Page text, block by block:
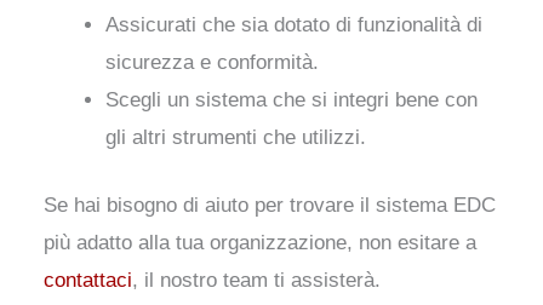
Assicurati che sia dotato di funzionalità di
sicurezza e conformità.
Scegli un sistema che si integri bene con
gli altri strumenti che utilizzi.
Se hai bisogno di aiuto per trovare il sistema EDC
più adatto alla tua organizzazione, non esitare a
contattaci, il nostro team ti assisterà.